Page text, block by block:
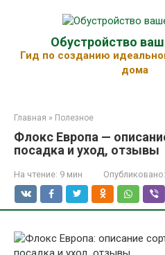
Обустройство
Гид по созданию
дома
Главная » Полезное
Флокс Европа —
посадка и уход, отзывы
На чтение: 9 мин Опубликовано: